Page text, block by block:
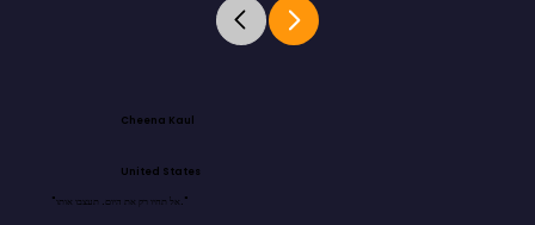
Cheena Kaul
United States
"אל תחיו רק את היום. תעצבו אותו."